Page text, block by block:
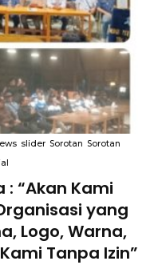
slider Sorotan Sorotan
: “Akan Kami
yang
Logo, Warna,
Tanpa Izin”